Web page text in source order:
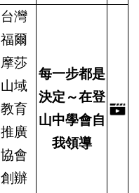
台灣
福爾
摩莎
山域
教育
推廣
協會
創辦
每一步都是
決定～在登
山中學會自
我領導